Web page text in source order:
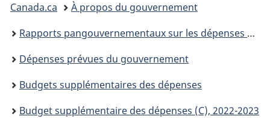
êtes
ici :
Canada.ca
À propos du gouvernement
Rapports pangouvernementaux sur les dépenses et les activités
Dépenses prévues du gouvernement
Budgets supplémentaires des dépenses
Budget supplémentaire des dépenses (C), 2022-2023